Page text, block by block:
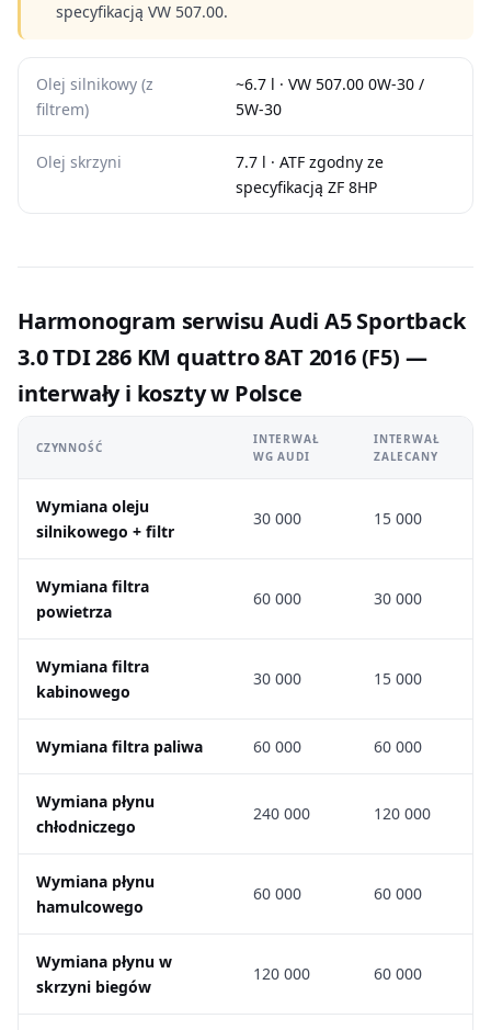
specyfikacją VW 507.00.
Olej silnikowy (z
filtrem)
~6.7 l · VW 507.00 0W-30 /
5W-30
Olej skrzyni
7.7 l · ATF zgodny ze
specyfikacją ZF 8HP
Harmonogram serwisu Audi A5 Sportback
3.0 TDI 286 KM quattro 8AT 2016 (F5) —
interwały i koszty w Polsce
CZYNNOŚĆ
INTERWAŁ
WG AUDI
INTERWAŁ
ZALECANY
Wymiana oleju
silnikowego + filtr
30 000 15 000
Wymiana filtra
powietrza
60 000 30 000
Wymiana filtra
kabinowego
30 000 15 000
Wymiana filtra paliwa 60 000 60 000
Wymiana płynu
chłodniczego
240 000 120 000
Wymiana płynu
hamulcowego
60 000 60 000
Wymiana płynu w
skrzyni biegów
120 000 60 000